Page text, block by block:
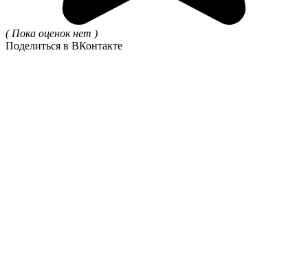
( Пока оценок нет )
Поделиться в ВКонтакте